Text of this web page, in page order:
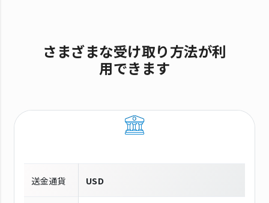
さまざまな受け取り方法が利
用できます
送金通貨 USD